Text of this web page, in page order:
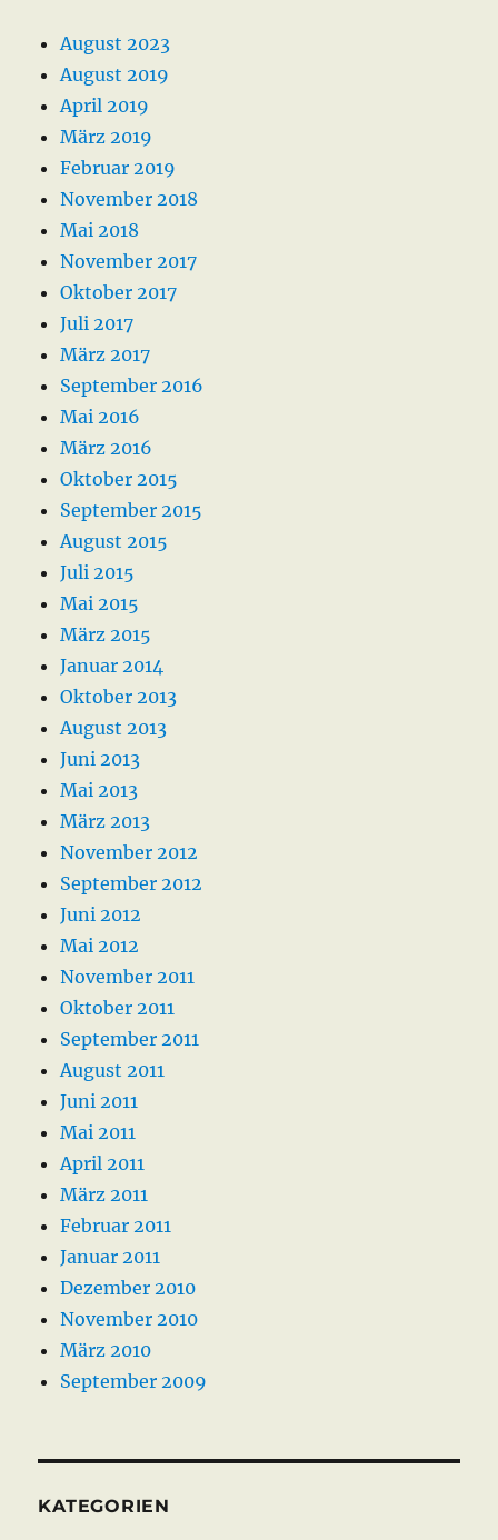
August 2023
August 2019
April 2019
März 2019
Februar 2019
November 2018
Mai 2018
November 2017
Oktober 2017
Juli 2017
März 2017
September 2016
Mai 2016
März 2016
Oktober 2015
September 2015
August 2015
Juli 2015
Mai 2015
März 2015
Januar 2014
Oktober 2013
August 2013
Juni 2013
Mai 2013
März 2013
November 2012
September 2012
Juni 2012
Mai 2012
November 2011
Oktober 2011
September 2011
August 2011
Juni 2011
Mai 2011
April 2011
März 2011
Februar 2011
Januar 2011
Dezember 2010
November 2010
März 2010
September 2009
KATEGORIEN